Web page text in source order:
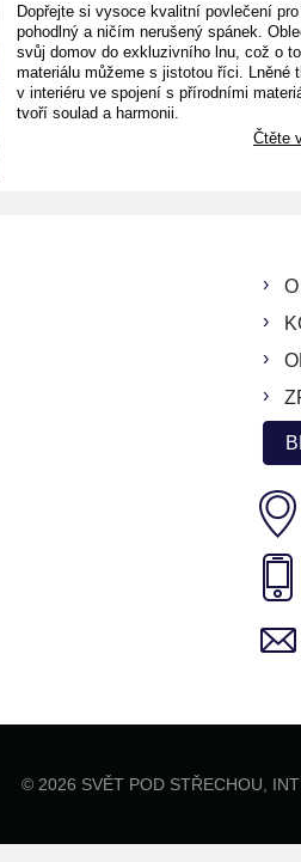
Dopřejte si vysoce kvalitní povlečení pro
pohodlný a ničím nerušený spánek.
svůj domov do exkluzivního lnu, což o
materiálu můžeme s jistotou říci. Lněné
v interiéru ve spojení s přírodními
tvoří soulad a harmonii.
Čtěte
© 2026 SVĚT POD STŘECHOU,